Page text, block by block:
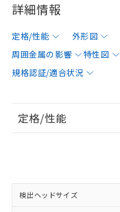
詳細情報
定格/性能 外形図
周囲金属の影響
特性図
規格認証/適合状況
定格/性能
検出ヘッドサイズ